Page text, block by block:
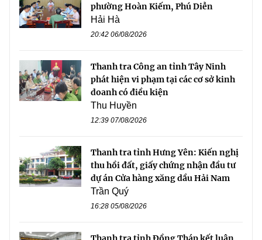
phường Hoàn Kiếm, Phú Diễn
Hải Hà
20:42 06/08/2026
Thanh tra Công an tỉnh Tây Ninh
phát hiện vi phạm tại các cơ sở kinh
doanh có điều kiện
Thu Huyền
12:39 07/08/2026
Thanh tra tỉnh Hưng Yên: Kiến nghị
thu hồi đất, giấy chứng nhận đầu tư
dự án Cửa hàng xăng dầu Hải Nam
Trần Quý
16:28 05/08/2026